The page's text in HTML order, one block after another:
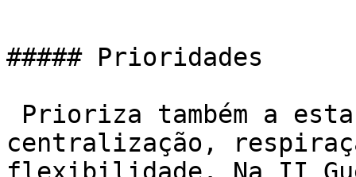
##### Prioridades
centralização,